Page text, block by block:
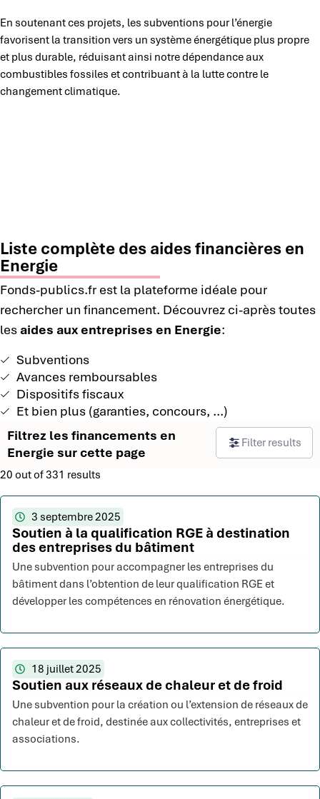
En soutenant ces projets, les subventions pour l’énergie
favorisent la transition vers un système énergétique plus propre
et plus durable, réduisant ainsi notre dépendance aux
combustibles fossiles et contribuant à la lutte contre le
changement climatique.
Liste complète des aides financières en
Energie
Fonds-publics.fr est la plateforme idéale pour
rechercher un financement. Découvrez ci-après toutes
lesaides aux entreprises en Energie:
Subventions
Avances remboursables
Dispositifs fiscaux
Et bien plus (garanties, concours, ...)
Filtrez les financements en
Energie sur cette page
Filter results
20 out of 331 results
3 septembre 2025
Soutien à la qualification RGE à destination
des entreprises du bâtiment
Une subvention pour accompagner les entreprises du
bâtiment dans l’obtention de leur qualification RGE et
développer les compétences en rénovation énergétique.
18 juillet 2025
Soutien aux réseaux de chaleur et de froid
Une subvention pour la création ou l’extension de réseaux de
chaleur et de froid, destinée aux collectivités, entreprises et
associations.